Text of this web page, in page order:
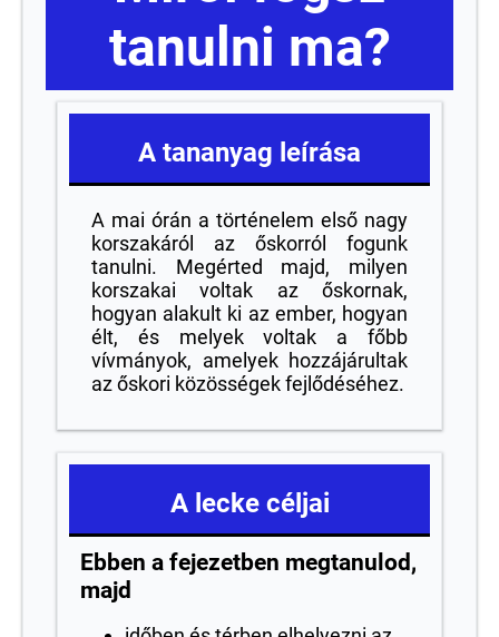
tanulni ma?
A tananyag leírása
A mai órán a történelem első nagy
korszakáról az őskorról fogunk
tanulni. Megérted majd, milyen
korszakai voltak az őskornak,
hogyan alakult ki az ember, hogyan
élt, és melyek voltak a főbb
vívmányok, amelyek hozzájárultak
az őskori közösségek fejlődéséhez.
A lecke céljai
Ebben a fejezetben megtanulod,
majd